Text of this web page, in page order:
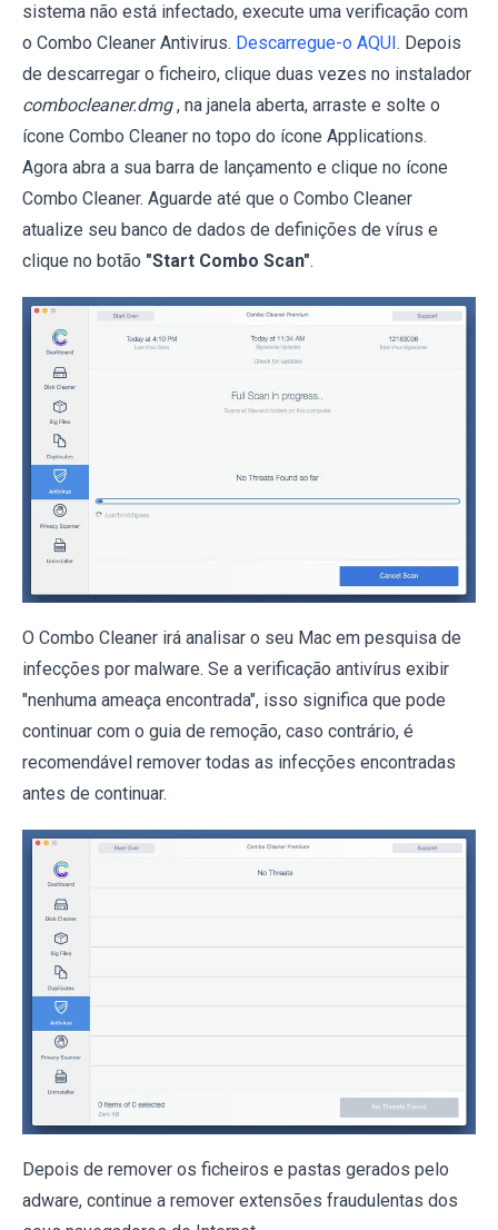
sistema não está infectado, execute uma verificação com
o Combo Cleaner Antivirus. Descarregue-o AQUI. Depois
de descarregar o ficheiro, clique duas vezes no instalador
combocleaner.dmg , na janela aberta, arraste e solte o
ícone Combo Cleaner no topo do ícone Applications.
Agora abra a sua barra de lançamento e clique no ícone
Combo Cleaner. Aguarde até que o Combo Cleaner
atualize seu banco de dados de definições de vírus e
clique no botão "Start Combo Scan".
O Combo Cleaner irá analisar o seu Mac em pesquisa de
infecções por malware. Se a verificação antivírus exibir
"nenhuma ameaça encontrada", isso significa que pode
continuar com o guia de remoção, caso contrário, é
recomendável remover todas as infecções encontradas
antes de continuar.
Depois de remover os ficheiros e pastas gerados pelo
adware, continue a remover extensões fraudulentas dos